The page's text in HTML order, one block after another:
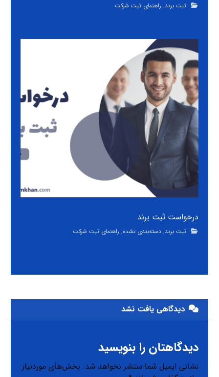
ثبت برند, راهنمای ثبت شرکت
درخواست ثبت برند
ثبت برند,دسته‌بندی نشده, راهنمای ثبت شرکت
دیدگاهی یافت نشد
دیدگاهتان را بنویسید
نشانی ایمیل شما منتشر نخواهد شد. بخش‌های موردنیاز